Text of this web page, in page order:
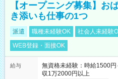
【オープニング募集】お
き添いも仕事の1つ
派遣 職種未経験OK 社会人未経験
WEB登録・面接OK
給与
無資格未経験：時給1500
収1万2000円以上